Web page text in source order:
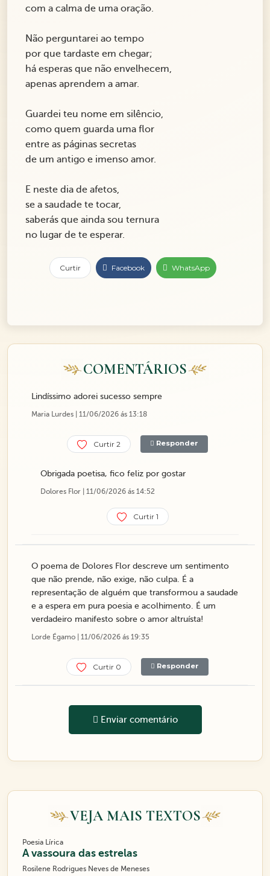
com a calma de uma oração.
Não perguntarei ao tempo
por que tardaste em chegar;
há esperas que não envelhecem,
apenas aprendem a amar.
Guardei teu nome em silêncio,
como quem guarda uma flor
entre as páginas secretas
de um antigo e imenso amor.
E neste dia de afetos,
se a saudade te tocar,
saberás que ainda sou ternura
no lugar de te esperar.
Curtir Facebook WhatsApp
COMENTÁRIOS
Lindíssimo adorei sucesso sempre
Maria Lurdes | 11/06/2026 ás 13:18
Curtir 2 Responder
Obrigada poetisa, fico feliz por gostar
Dolores Flor | 11/06/2026 ás 14:52
Curtir 1
O poema de Dolores Flor descreve um sentimento
que não prende, não exige, não culpa. É a
representação de alguém que transformou a saudade
e a espera em pura poesia e acolhimento. É um
verdadeiro manifesto sobre o amor altruísta!
Lorde Égamo | 11/06/2026 ás 19:35
Curtir 0 Responder
Enviar comentário
VEJA MAIS TEXTOS
Poesia Lírica
A vassoura das estrelas
Rosilene Rodrigues Neves de Meneses